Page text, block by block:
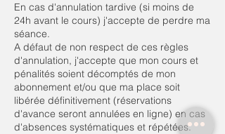
En cas d'annulation tardive (si moins de
24h avant le cours) j'accepte de perdre ma
séance.
A défaut de non respect de ces règles
d'annulation, j'accepte que mon cours et
pénalités soient décomptés de mon
abonnement et/ou que ma place soit
libérée définitivement (réservations
d'avance seront annulées en ligne) en cas
d'absences systématiques et répétées.